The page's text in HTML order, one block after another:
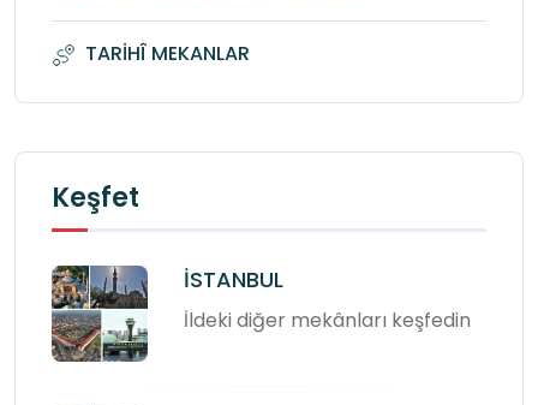
TARİHÎ MEKANLAR
Keşfet
İSTANBUL
İldeki diğer mekânları keşfedin